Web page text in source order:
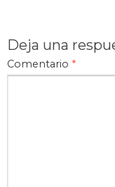
Deja una
Comentario *